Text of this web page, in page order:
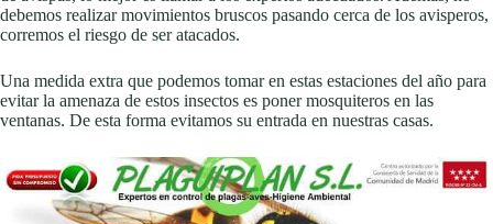
debemos realizar movimientos bruscos pasando cerca de los avisperos,
corremos el riesgo de ser atacados.
Una medida extra que podemos tomar en estas estaciones del año para
evitar la amenaza de estos insectos es poner mosquiteros en las
ventanas. De esta forma evitamos su entrada en nuestras casas.